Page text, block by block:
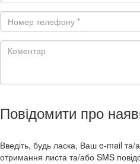
Повідомити про
Введіть, будь ласка, Ваш e-mail
отримання листа та/або SMS